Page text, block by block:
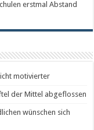
erstmal Abstand
motivierter
der Mittel abgeflossen
wünschen sich